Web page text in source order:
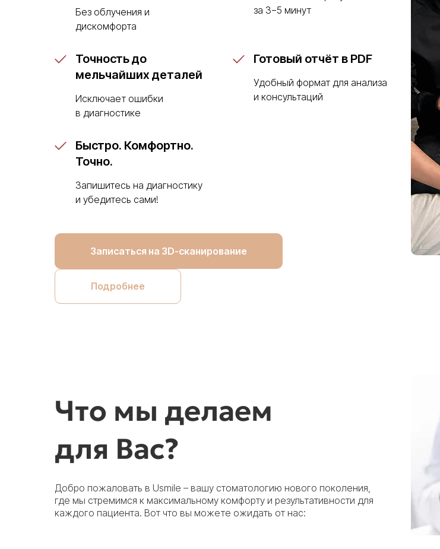
Без облучения и
дискомфорта
за 3−5 минут
Точность до
мельчайших деталей
Исключает ошибки
в диагностике
Готовый отчёт в PDF
Удобный формат для анализа
и консультаций
Быстро. Комфортно.
Точно.
Запишитесь на диагностику
и убедитесь сами!
Записаться на 3D-сканирование
Подробнее
Что мы делаем
для Вас?
Добро пожаловать в Usmile – вашу стоматологию нового поколения,
где мы стремимся к максимальному комфорту и результативности для
каждого пациента. Вот что вы можете ожидать от нас: